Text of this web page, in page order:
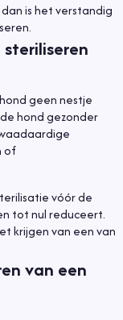
is het verstandig
geen nestje
hond gezonder
of
vóór de
tot nul reduceert.
krijgen van een van
van een